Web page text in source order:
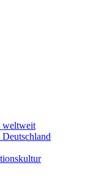
weltweit